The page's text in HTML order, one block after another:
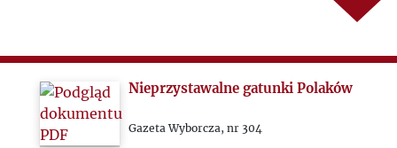
2024
2025
Nieprzystawalne gatunki Polaków
Gazeta Wyborcza, nr 304